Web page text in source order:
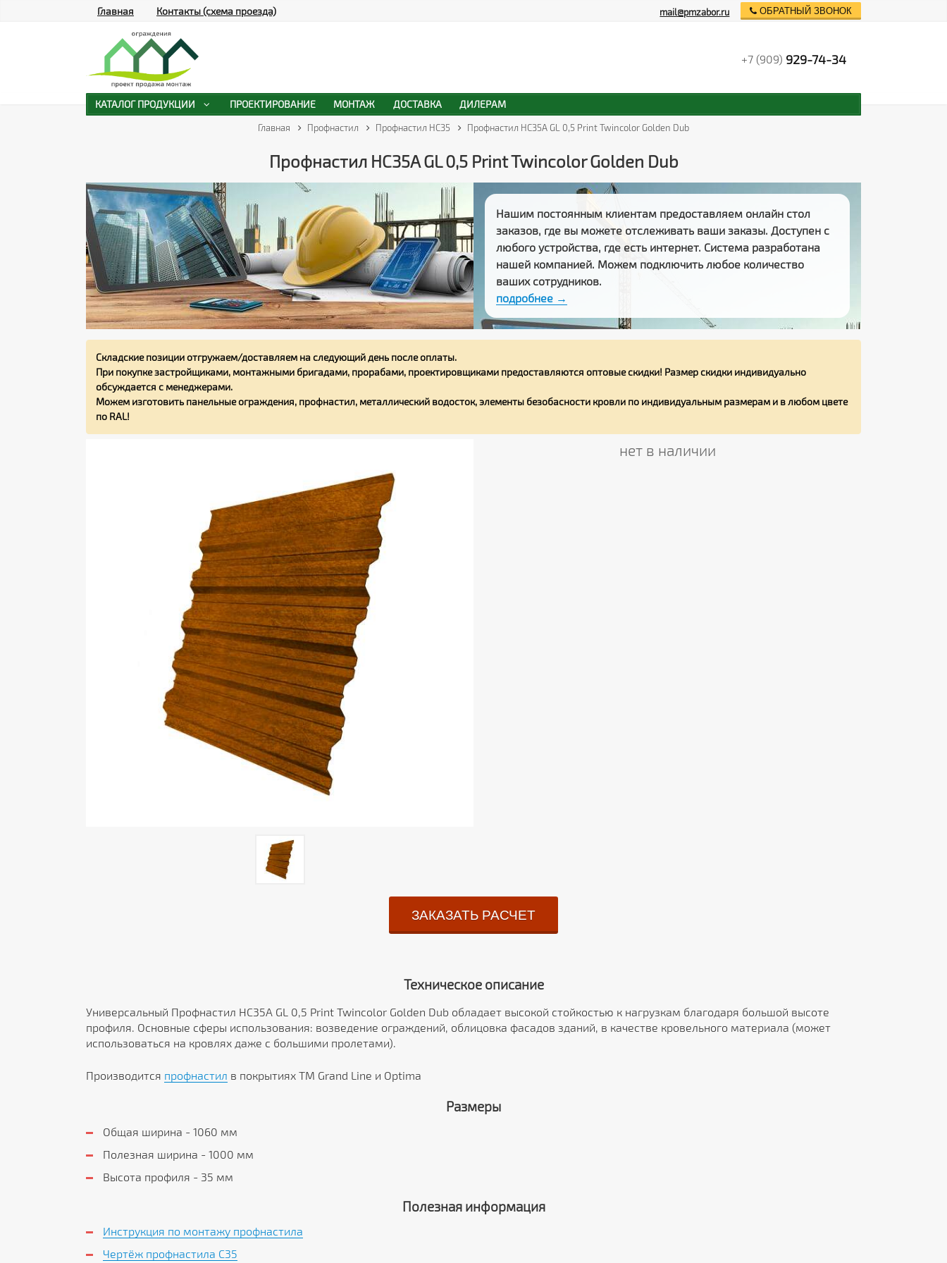
Главная Профнастил Профнастил НС35 Профнастил HC35A GL 0,5 Print Twincolor Golden Dub
Профнастил HC35A GL 0,5 Print Twincolor Golden Dub
Нашим постоянным клиентам предоставляем онлайн стол
заказов, где вы можете отслеживать ваши заказы. Доступен с
любого устройства, где есть интернет. Система разработана
нашей компанией. Можем подключить любое количество
ваших сотрудников.
подробнее →
Складские позиции отгружаем/доставляем на следующий день после оплаты.
При покупке застройщиками, монтажными бригадами, прорабами, проектировщиками предоставляются оптовые скидки! Размер скидки индивидуально
обсуждается с менеджерами.
Можем изготовить панельные ограждения, профнастил, металлический водосток, элементы безобасности кровли по индивидуальным размерам и в любом цвете
по RAL!
нет в наличии
ЗАКАЗАТЬ РАСЧЕТ
Техническое описание
Универсальный Профнастил HC35A GL 0,5 Print Twincolor Golden Dub обладает высокой стойкостью к нагрузкам благодаря большой высоте
профиля. Основные сферы использования: возведение ограждений, облицовка фасадов зданий, в качестве кровельного материала (может
использоваться на кровлях даже с большими пролетами).
Производится профнастил в покрытиях ТМ Grand Line и Optima
Размеры
Общая ширина - 1060 мм
Полезная ширина - 1000 мм
Высота профиля - 35 мм
Полезная информация
Инструкция по монтажу профнастила
Чертёж профнастила C35
Главная Контакты (схема проезда) mail@pmzabor.ru ОБРАТНЫЙ ЗВОНОК
+7 (909) 929-74-34
КАТАЛОГ ПРОДУКЦИИ ПРОЕКТИРОВАНИЕ МОНТАЖ ДОСТАВКА ДИЛЕРАМ